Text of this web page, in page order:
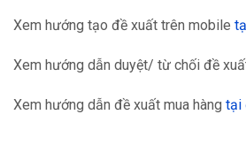
Xem hướng tạo đề xuất trên mobile
Xem hướng dẫn duyệt/ từ chối đề
Xem hướng dẫn đề xuất mua hàng tại